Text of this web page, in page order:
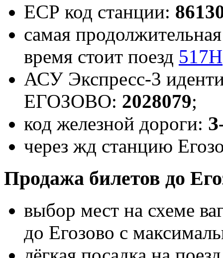
ЕСР код станции:
самая
время стоит поезд 517Н
АСУ Экспресс-3
ЕГОЗОВО: 2028079;
код железной дороги:
через жд станцию
Продажа билетов до
выбор мест на схеме
до Егозово с